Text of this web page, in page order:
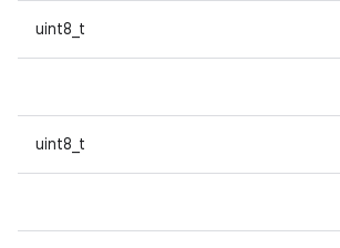
uint8_t
uint8_t